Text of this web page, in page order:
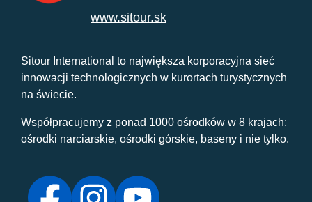
www.sitour.sk
Sitour International to największa korporacyjna sieć
innowacji technologicznych w kurortach turystycznych
na świecie.
Współpracujemy z ponad 1000 ośrodków w 8 krajach:
ośrodki narciarskie, ośrodki górskie, baseny i nie tylko.